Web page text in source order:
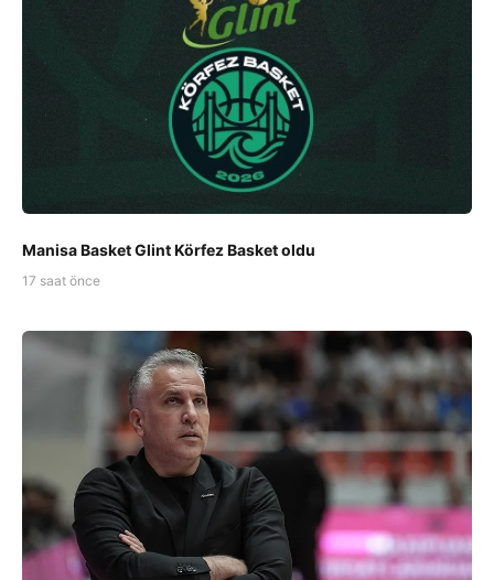
Manisa Basket Glint Körfez Basket oldu
17 saat önce